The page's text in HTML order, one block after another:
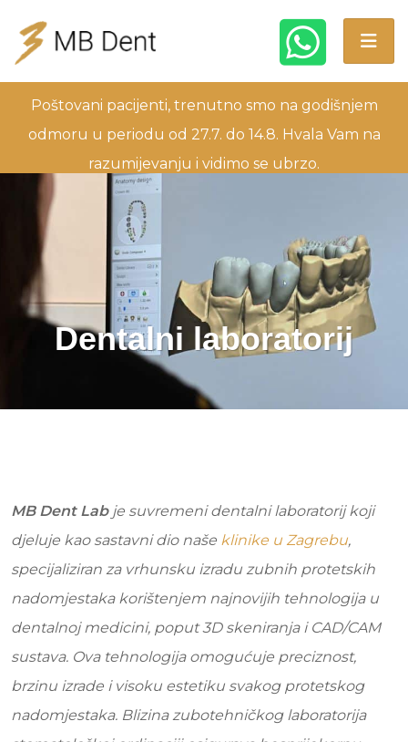
Poštovani pacijenti, trenutno smo na godišnjem
odmoru u periodu od 27.7. do 14.8. Hvala Vam na
razumijevanju i vidimo se ubrzo.
Dentalni laboratorij
MB Dent Labje suvremeni dentalni laboratorij koji
djeluje kao sastavni dio naše klinike u Zagrebu,
specijaliziran za vrhunsku izradu zubnih protetskih
nadomjestaka korištenjem najnovijih tehnologija u
dentalnoj medicini, poput 3D skeniranja i CAD/CAM
sustava. Ova tehnologija omogućuje preciznost,
brzinu izrade i visoku estetiku svakog protetskog
nadomjestaka. Blizina zubotehničkog laboratorija